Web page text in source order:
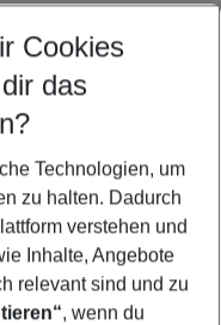
für 2026
Cookies
das
Technologien, um
zu halten. Dadurch
verstehen und
Inhalte, Angebote
relevant sind und zu
, wenn du